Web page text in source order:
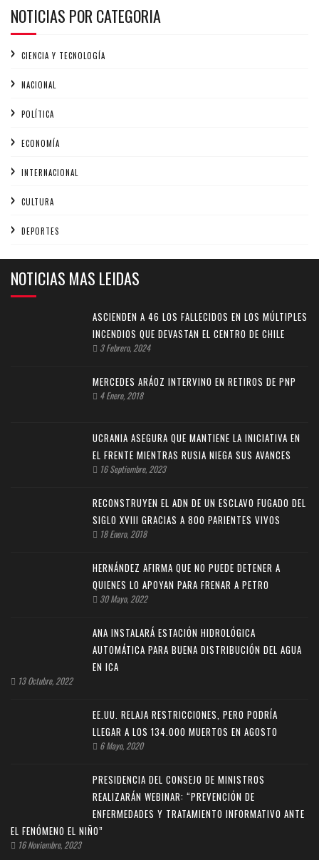
NOTICIAS POR CATEGORIA
CIENCIA Y TECNOLOGÍA
NACIONAL
POLÍTICA
ECONOMÍA
INTERNACIONAL
CULTURA
DEPORTES
NOTICIAS MAS LEIDAS
ASCIENDEN A 46 LOS FALLECIDOS EN LOS MÚLTIPLES
INCENDIOS QUE DEVASTAN EL CENTRO DE CHILE
3 Febrero, 2024
MERCEDES ARÁOZ INTERVINO EN RETIROS DE PNP
4 Enero, 2018
UCRANIA ASEGURA QUE MANTIENE LA INICIATIVA EN
EL FRENTE MIENTRAS RUSIA NIEGA SUS AVANCES
16 Septiembre, 2023
RECONSTRUYEN EL ADN DE UN ESCLAVO FUGADO DEL
SIGLO XVIII GRACIAS A 800 PARIENTES VIVOS
18 Enero, 2018
HERNÁNDEZ AFIRMA QUE NO PUEDE DETENER A
QUIENES LO APOYAN PARA FRENAR A PETRO
30 Mayo, 2022
ANA INSTALARÁ ESTACIÓN HIDROLÓGICA
AUTOMÁTICA PARA BUENA DISTRIBUCIÓN DEL AGUA
EN ICA
13 Octubre, 2022
EE.UU. RELAJA RESTRICCIONES, PERO PODRÍA
LLEGAR A LOS 134.000 MUERTOS EN AGOSTO
6 Mayo, 2020
PRESIDENCIA DEL CONSEJO DE MINISTROS
REALIZARÁN WEBINAR: “PREVENCIÓN DE
ENFERMEDADES Y TRATAMIENTO INFORMATIVO ANTE
EL FENÓMENO EL NIÑO”
16 Noviembre, 2023